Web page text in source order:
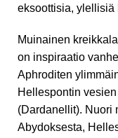
eksoottisia, ylellisiä
Muinainen
on inspiraatio
Aphroditen
Hellespontin
(Dardanellit). Nuori
Abydoksesta,